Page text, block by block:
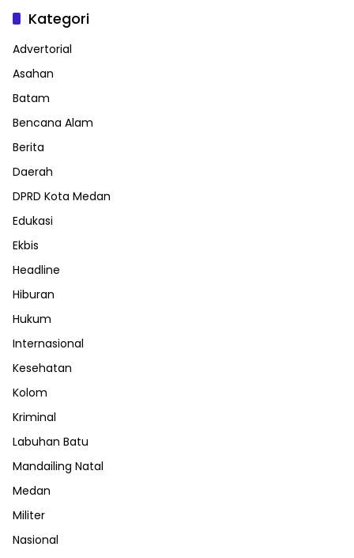
Kategori
Advertorial
Asahan
Batam
Bencana Alam
Berita
Daerah
DPRD Kota Medan
Edukasi
Ekbis
Headline
Hiburan
Hukum
Internasional
Kesehatan
Kolom
Kriminal
Labuhan Batu
Mandailing Natal
Medan
Militer
Nasional